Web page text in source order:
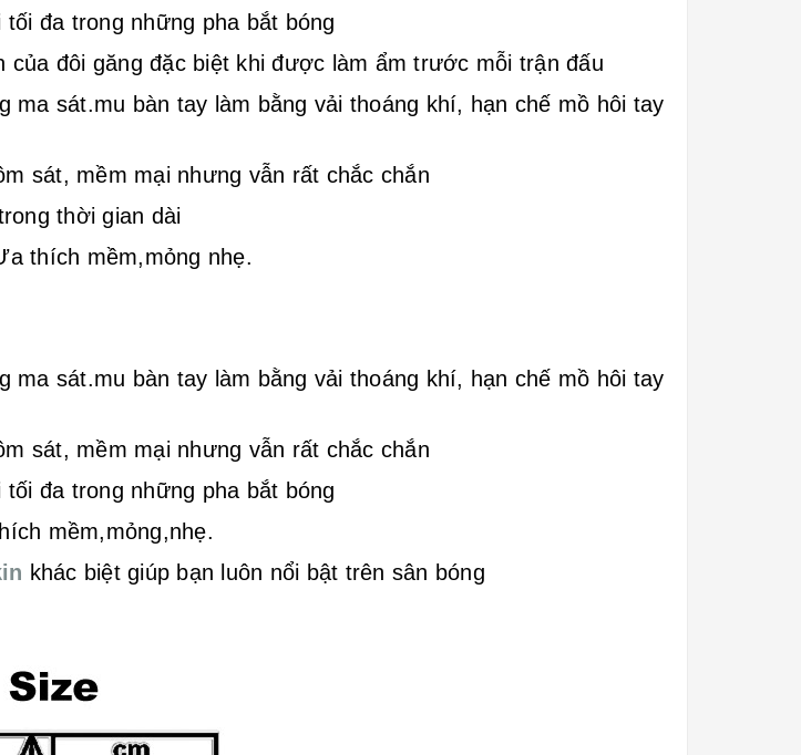
đa trong những pha bắt bóng
đôi găng đặc biệt khi được làm ẩm trước mỗi trận đấu
ma sát.mu bàn tay làm bằng vải thoáng khí, hạn chế mồ hôi tay
sát, mềm mại nhưng vẫn rất chắc chắn
thời gian dài
thích mềm,mỏng nhẹ.
ma sát.mu bàn tay làm bằng vải thoáng khí, hạn chế mồ hôi tay
sát, mềm mại nhưng vẫn rất chắc chắn
đa trong những pha bắt bóng
mềm,mỏng,nhẹ.
khác biệt giúp bạn luôn nổi bật trên sân bóng